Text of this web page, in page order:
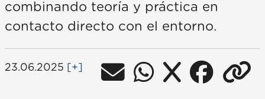
combinando teoría y práctica en
contacto directo con el entorno.
23.06.2025 [+]